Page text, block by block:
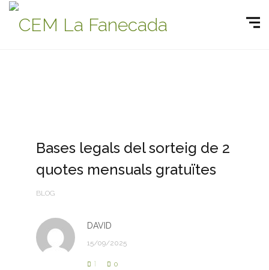
Bases legals del sorteig de 2
quotes mensuals gratuïtes
BLOG
DAVID
15/09/2025
1 0